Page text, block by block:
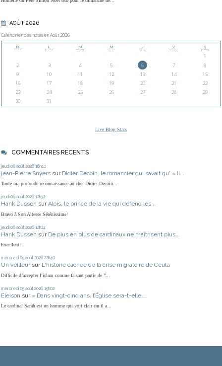
AOÛT 2026
Calendrier des notes en Août 2026
D L M M J V S
1
2
3 4 5 6 7
8
9
10 11 12 13 14
15
16
17 18 19 20 21
22
23
24 25 26 27 28
29
30
31
Live Blog Stats
COMMENTAIRES RÉCENTS
jeudi 06 août 2026 16h10
jean-Pierre Snyers sur Didier Decoin, le romancier qui savait qu' « il...
Toute ma profonde reconnaissance au cher Didier Decoin....
jeudi 06 août 2026 12h32
Hank Dussen sur Alois, le prince de la vie qui défend les...
Bravo à Son Altesse Sérénissime!
jeudi 06 août 2026 12h24
Hank Dussen sur De plus en plus de cardinaux ne maîtrisent plus...
Excellent!
mercredi 05 août 2026 22h40
Un veilleur sur L'histoire cachée de la crise migratoire de Ceuta
Difficile d’accepter l’islam comme faisant partie de ”...
mercredi 05 août 2026 15h02
Eleison sur « Dans vingt-cinq ans, l’Église sera-t-elle...
Le cardinal Sarah est un homme qui voit clair car il a...